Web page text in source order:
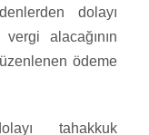
dolayı
alacağının
ödeme
tahakkuk